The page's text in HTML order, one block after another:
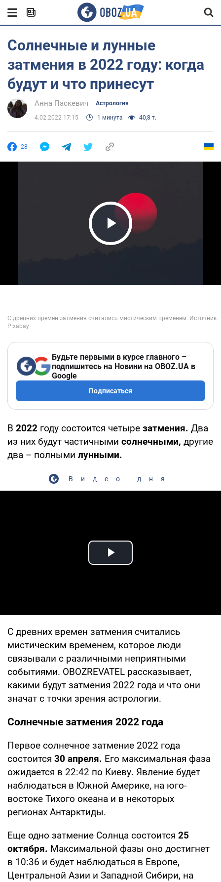
Солнечные и лунные
затмения в 2022 году: когда
будут и что принесут
Анна Паскевич Астрология
4.02.2022 17:15 1 минута 40,8 т.
28
Play Video
Будьте первыми в курсе главного –
подпишитесь на Новини на OBOZ.UA в
Google
Подписаться
В 2022 году состоится четыре затмения. Два
из них будут частичными солнечными, другие
два – полными лунными.
Видео дня
Play Video
С древних времен затмения считались
мистическим временем, которое люди
связывали с различными неприятными
событиями. OBOZREVATEL рассказывает,
какими будут затмения 2022 года и что они
значат с точки зрения астрологии.
Солнечные затмения 2022 года
Первое солнечное затмение 2022 года
состоится 30 апреля. Его максимальная фаза
ожидается в 22:42 по Киеву. Явление будет
наблюдаться в Южной Америке, на юго-
востоке Тихого океана и в некоторых
регионах Антарктиды.
Еще одно затмение Солнца состоится 25
октября. Максимальной фазы оно достигнет
в 10:36 и будет наблюдаться в Европе,
Центральной Азии и Западной Сибири, на